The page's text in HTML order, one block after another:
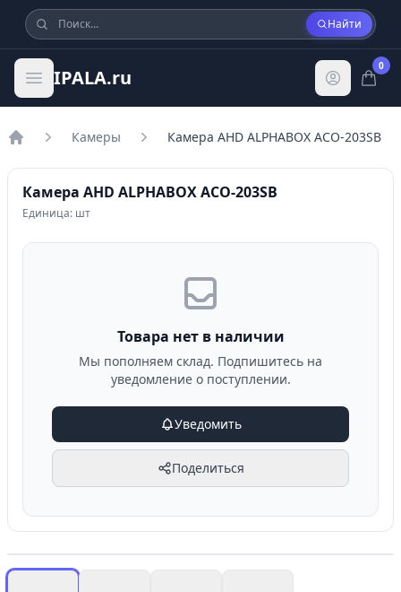
Найти
IPALA.ru
0
Камеры Камера AHD ALPHABOX ACO-203SB
Камера AHD ALPHABOX ACO-203SB
Единица: шт
Товара нет в наличии
Мы пополняем склад. Подпишитесь на
уведомление о поступлении.
Уведомить
Поделиться